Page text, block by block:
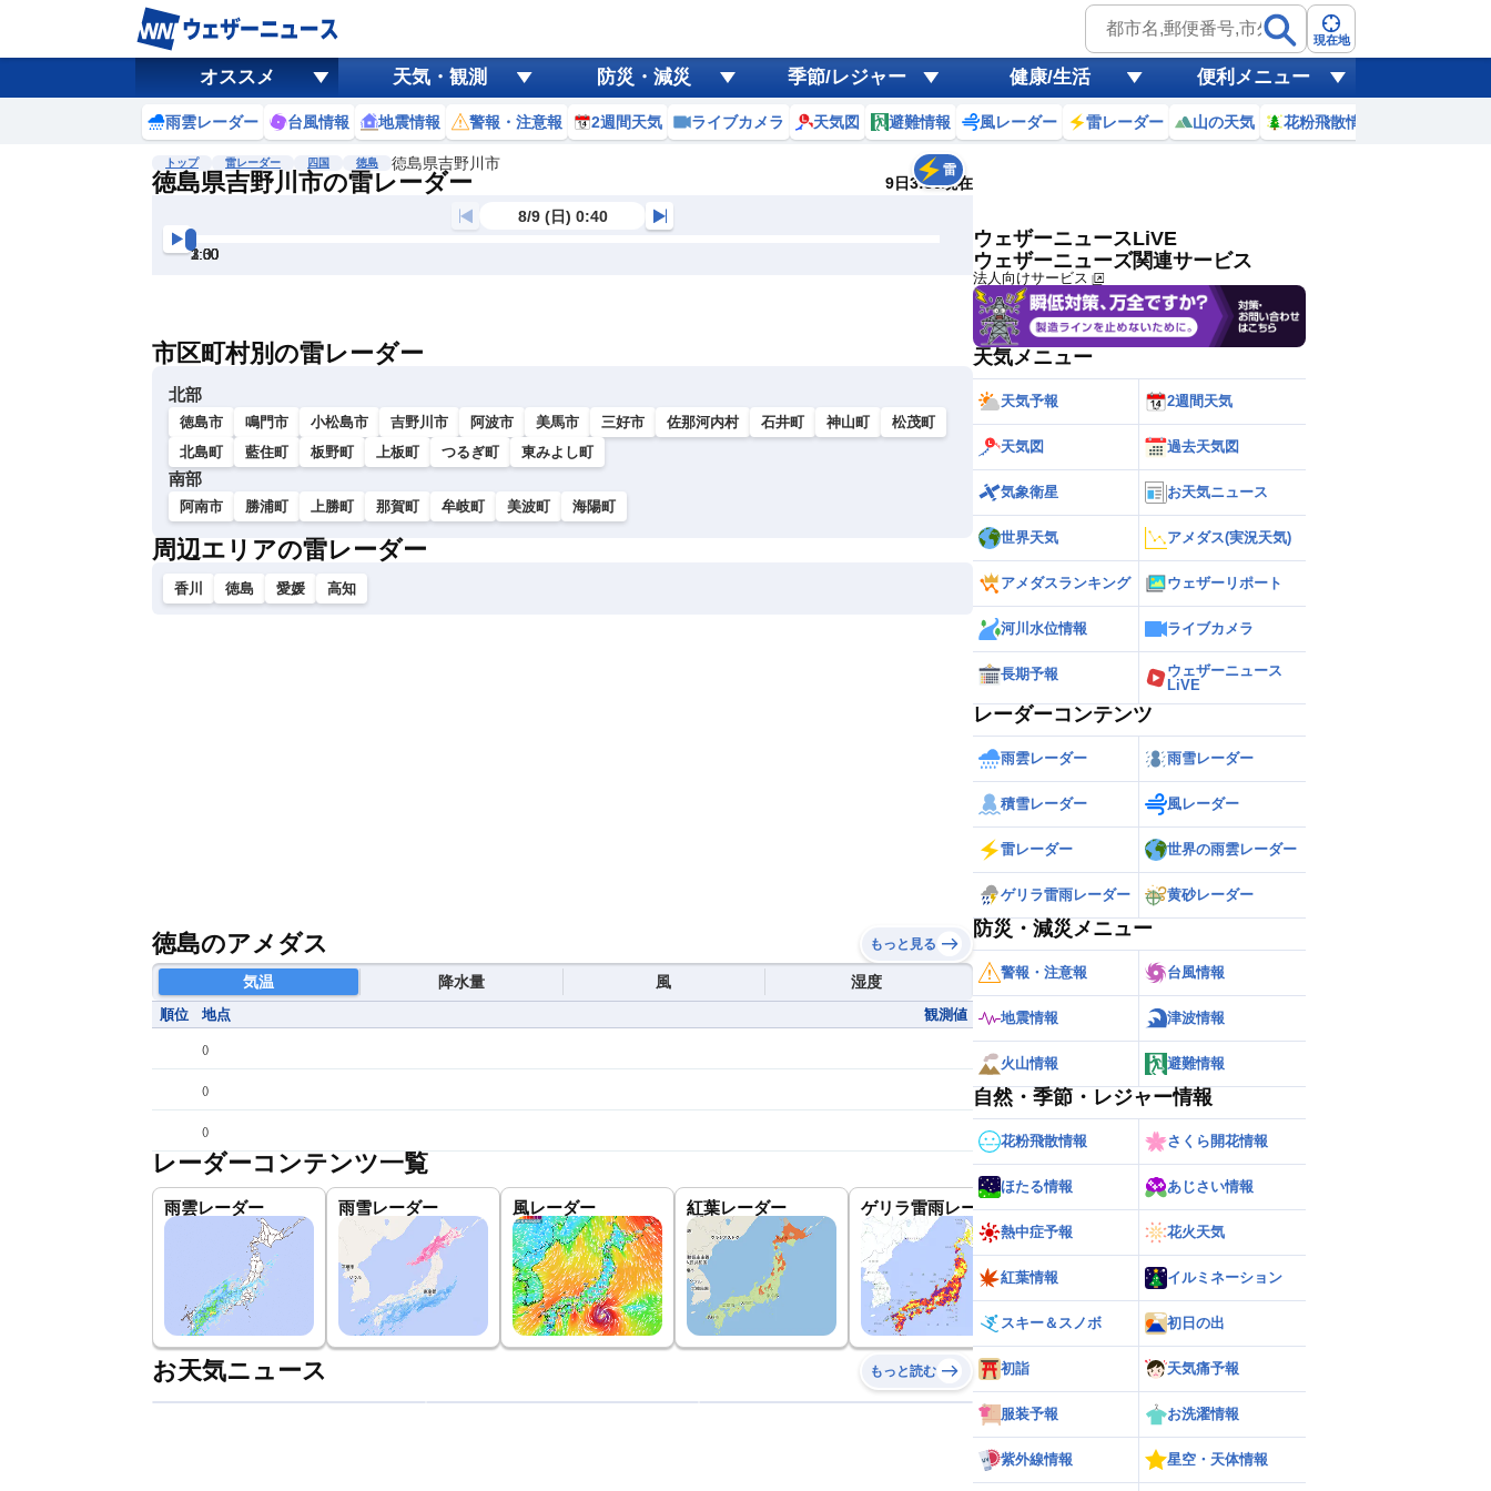
現在地
オススメ 天気・観測 防災・減災 季節/レジャー 健康/生活 便利メニュー
雨雲レーダー 台風情報 地震情報 警報・注意報 2週間天気 ライブカメラ 天気図 避難情報 風レーダー 雷レーダー 山の天気 花粉飛散情報
トップ 雷レーダー 四国 徳島 徳島県吉野川市
徳島県吉野川市の雷レーダー 9日3:30現在
雷
風
黄砂
天気 台風
8/9 (日) 0:40
1:00
1:30
2:00
2:30
3:00
3:30
市区町村別の雷レーダー
北部
徳島市 鳴門市 小松島市 吉野川市 阿波市 美馬市 三好市 佐那河内村 石井町 神山町
松茂町
北島町
藍住町 板野町 上板町 つるぎ町 東みよし町
南部
阿南市 勝浦町 上勝町 那賀町 牟岐町 美波町 海陽町
周辺エリアの雷レーダー
香川 徳島 愛媛 高知
徳島のアメダス もっと見る
気温 降水量 風 湿度
順位 地点 観測値
()
()
()
レーダーコンテンツ一覧
雨雲レーダー 雨雪レーダー 風レーダー 紅葉レーダー ゲリラ雷雨レーダー 世界の雨雲レーダー
お天気ニュース もっと読む
ウェザーニュースLiVE
ウェザーニューズ関連サービス
法人向けサービス
天気メニュー
天気予報 2週間天気
天気図 過去天気図
気象衛星 お天気ニュース
世界天気 アメダス(実況天気)
アメダスランキング ウェザーリポート
河川水位情報 ライブカメラ
長期予報
ウェザーニュース
LiVE
レーダーコンテンツ
雨雲レーダー 雨雪レーダー
積雪レーダー 風レーダー
雷レーダー 世界の雨雲レーダー
ゲリラ雷雨レーダー 黄砂レーダー
防災・減災メニュー
警報・注意報 台風情報
地震情報 津波情報
火山情報 避難情報
自然・季節・レジャー情報
花粉飛散情報 さくら開花情報
ほたる情報 あじさい情報
熱中症予報 花火天気
紅葉情報 イルミネーション
スキー＆スノボ 初日の出
初詣 天気痛予報
服装予報 お洗濯情報
紫外線情報 星空・天体情報